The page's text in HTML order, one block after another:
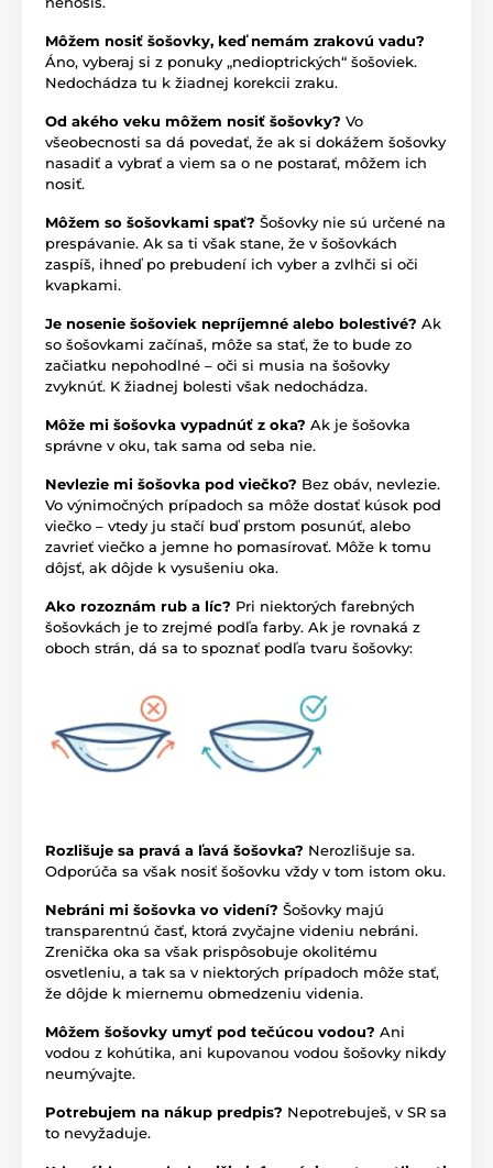
Môžem nosiť šošovky, keď nemám zrakovú vadu?
Áno, vyberaj si z ponuky „nedioptrických“ šošoviek.
Nedochádza tu k žiadnej korekcii zraku.
Od akého veku môžem nosiť šošovky? Vo
všeobecnosti sa dá povedať, že ak si dokážem šošovky
nasadiť a vybrať a viem sa o ne postarať, môžem ich
nosiť.
Môžem so šošovkami spať? Šošovky nie sú určené na
prespávanie. Ak sa ti však stane, že v šošovkách
zaspíš, ihneď po prebudení ich vyber a zvlhči si oči
kvapkami.
Je nosenie šošoviek nepríjemné alebo bolestivé? Ak
so šošovkami začínaš, môže sa stať, že to bude zo
začiatku nepohodlné – oči si musia na šošovky
zvyknúť. K žiadnej bolesti však nedochádza.
Môže mi šošovka vypadnúť z oka? Ak je šošovka
správne v oku, tak sama od seba nie.
Nevlezie mi šošovka pod viečko? Bez obáv, nevlezie.
Vo výnimočných prípadoch sa môže dostať kúsok pod
viečko – vtedy ju stačí buď prstom posunúť, alebo
zavrieť viečko a jemne ho pomasírovať. Môže k tomu
dôjsť, ak dôjde k vysušeniu oka.
Ako rozoznám rub a líc? Pri niektorých farebných
šošovkách je to zrejmé podľa farby. Ak je rovnaká z
oboch strán, dá sa to spoznať podľa tvaru šošovky:
Rozlišuje sa pravá a ľavá šošovka? Nerozlišuje sa.
Odporúča sa však nosiť šošovku vždy v tom istom oku.
Nebráni mi šošovka vo videní? Šošovky majú
transparentnú časť, ktorá zvyčajne videniu nebráni.
Zrenička oka sa však prispôsobuje okolitému
osvetleniu, a tak sa v niektorých prípadoch môže stať,
že dôjde k miernemu obmedzeniu videnia.
Môžem šošovky umyť pod tečúcou vodou? Ani
vodou z kohútika, ani kupovanou vodou šošovky nikdy
neumývajte.
Potrebujem na nákup predpis? Nepotrebuješ, v SR sa
to nevyžaduje.